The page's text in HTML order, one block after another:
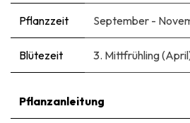
Pflanzzeit September -
Blütezeit 3. Mittfrühling
Pflanzanleitung